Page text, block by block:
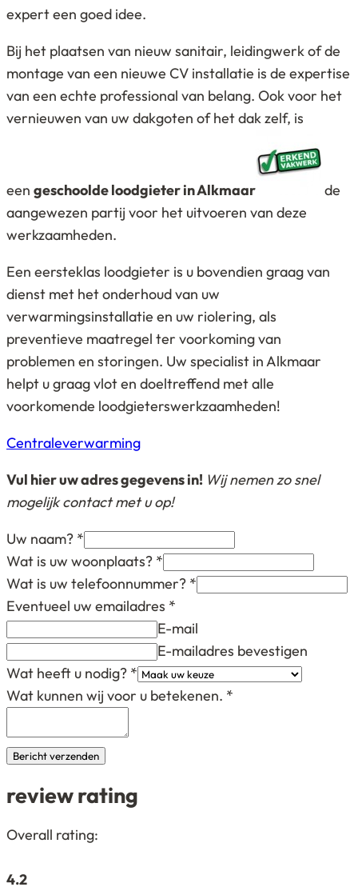
expert een goed idee.
Bij het plaatsen van nieuw sanitair, leidingwerk of de
montage van een nieuwe CV installatie is de expertise
van een echte professional van belang. Ook voor het
vernieuwen van uw dakgoten of het dak zelf, is
een geschoolde loodgieter in Alkmaar
de
aangewezen partij voor het uitvoeren van deze
werkzaamheden.
Een eersteklas loodgieter is u bovendien graag van
dienst met het onderhoud van uw
verwarmingsinstallatie en uw riolering, als
preventieve maatregel ter voorkoming van
problemen en storingen. Uw specialist in Alkmaar
helpt u graag vlot en doeltreffend met alle
voorkomende loodgieterswerkzaamheden!
Bericht
Centraleverwarming
Vul hier uw adres gegevens in! Wij nemen zo snel
mogelijk contact met u op!
Uw naam? *
Wat is uw woonplaats? *
Wat is uw telefoonnummer? *
Eventueel uw emailadres *
E-mail
E-mailadres bevestigen
Wat heeft u nodig? *
Wat kunnen wij voor u betekenen. *
Bericht verzenden
review rating
4,2
based
Overall rating:
4.2